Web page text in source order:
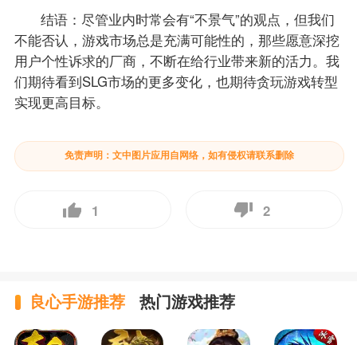
结语：尽管业内时常会有“不景气”的观点，但我们
不能否认，游戏市场总是充满可能性的，那些愿意深挖
用户个性诉求的厂商，不断在给行业带来新的活力。我
们期待看到SLG市场的更多变化，也期待贪玩游戏转型
实现更高目标。
免责声明：文中图片应用自网络，如有侵权请联系删除
1 2
良心手游推荐 热门游戏推荐